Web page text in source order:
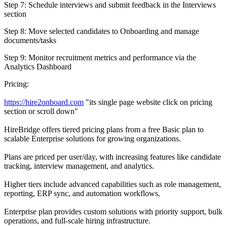
Step 7: Schedule interviews and submit feedback in the Interviews
section
Step 8: Move selected candidates to Onboarding and manage
documents/tasks
Step 9: Monitor recruitment metrics and performance via the
Analytics Dashboard
Pricing:
https://hire2onboard.com "its single page website click on pricing
section or scroll down"
HireBridge offers tiered pricing plans from a free Basic plan to
scalable Enterprise solutions for growing organizations.
Plans are priced per user/day, with increasing features like candidate
tracking, interview management, and analytics.
Higher tiers include advanced capabilities such as role management,
reporting, ERP sync, and automation workflows.
Enterprise plan provides custom solutions with priority support, bulk
operations, and full-scale hiring infrastructure.